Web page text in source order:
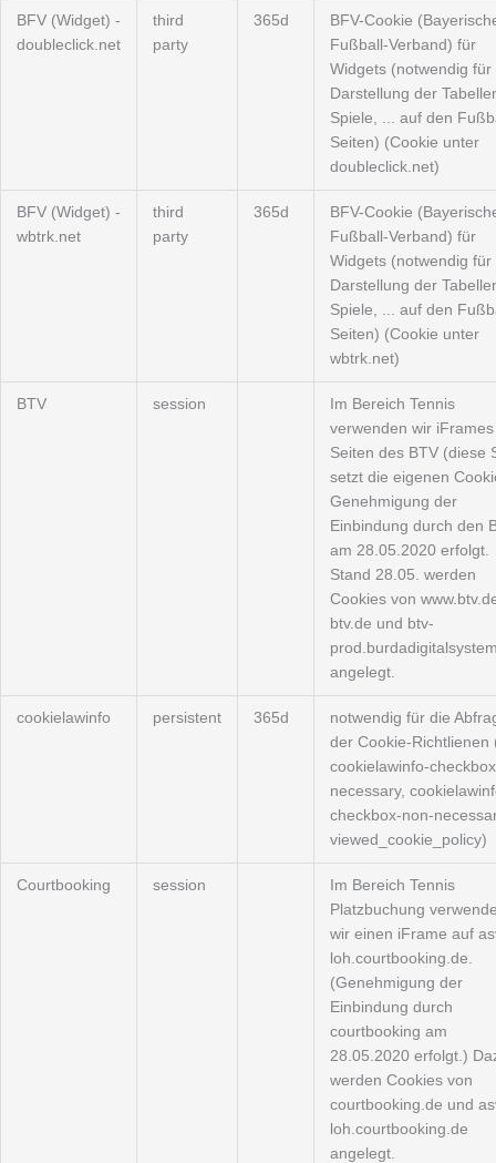
BFV (Widget) -
doubleclick.net
third
party
365d
BFV-Cookie
Fußball-Verband) für
Widgets (notwendig für
Darstellung der
Spiele, ... auf den
Seiten) (Cookie unter
doubleclick.net)
BFV (Widget) -
wbtrk.net
third
party
365d
BFV-Cookie
Fußball-Verband) für
Widgets (notwendig für
Darstellung der
Spiele, ... auf den
Seiten) (Cookie unter
wbtrk.net)
BTV session
Im Bereich Tennis
verwenden wir
Seiten des BTV (diese
setzt die eigenen
Genehmigung der
Einbindung durch den
am 28.05.2020 erfolgt.
Stand 28.05. werden
Cookies von
btv.de und btv-
angelegt.
cookielawinfo persistent 365d
notwendig für die
der Cookie-Richtlienen
cookielawinfo-
necessary,
checkbox-non-
viewed_cookie_policy)
Courtbooking session
Im Bereich Tennis
Platzbuchung
wir einen iFrame auf
loh.courtbooking.de.
(Genehmigung der
Einbindung durch
courtbooking am
28.05.2020 erfolgt.)
werden Cookies von
courtbooking.de und
loh.courtbooking.de
angelegt.